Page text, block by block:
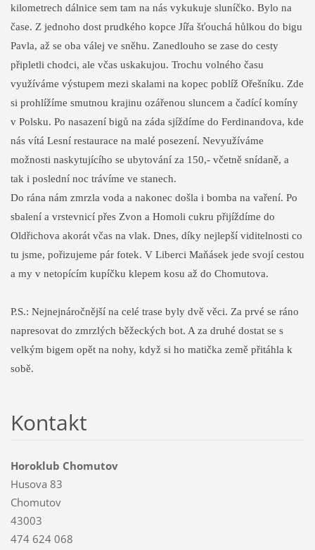
kilometrech dálnice sem tam na nás vykukuje sluníčko. Bylo na
čase. Z jednoho dost prudkého kopce Jířa šťouchá hůlkou do bigu
Pavla, až se oba válej ve sněhu. Zanedlouho se zase do cesty
připletli chodci, ale včas uskakujou. Trochu volného času
využíváme výstupem mezi skalami na kopec poblíž Ořešníku. Zde
si prohlížíme smutnou krajinu ozářenou sluncem a čadící komíny
v Polsku. Po nasazení bigů na záda sjíždíme do Ferdinandova, kde
nás vítá Lesní restaurace na malé posezení. Nevyužíváme
možnosti naskytujícího se ubytování za 150,- včetně snídaně, a
tak i poslední noc trávíme ve stanech.
Do rána nám zmrzla voda a nakonec došla i bomba na vaření. Po
sbalení a vrstevnicí přes Zvon a Homoli cukru přijíždíme do
Oldřichova akorát včas na vlak. Dnes, díky nejlepší viditelnosti co
tu jsme, pořizujeme pár fotek. V Liberci Maňásek jede svojí cestou
a my v netopícím kupíčku klepem kosu až do Chomutova.
P.S.: Nejnejnáročnější na celé trase byly dvě věci. Za prvé se ráno
napresovat do zmrzlých běžeckých bot. A za druhé dostat se s
velkým bigem opět na nohy, když si ho matička země přitáhla k
sobě.
Kontakt
Horoklub Chomutov
Husova 83
Chomutov
43003
474 624 068